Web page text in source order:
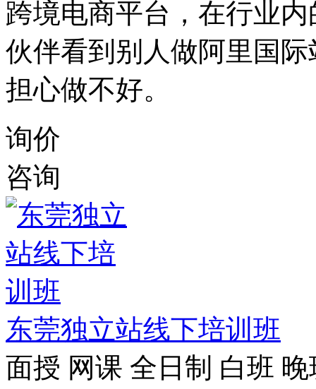
跨境电商平台，在行业
伙伴看到别人做阿里国
担心做不好。
询价
咨询
东莞独立站线下培训班
面授 网课 全日制 白班 晚